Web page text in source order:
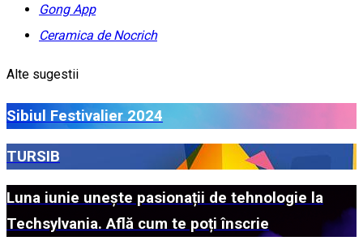
Gong App
Ceramica de Nocrich
Alte sugestii
Sibiul Festivalier 2024
TURSIB
Luna iunie unește pasionații de tehnologie la
Techsylvania. Află cum te poți înscrie